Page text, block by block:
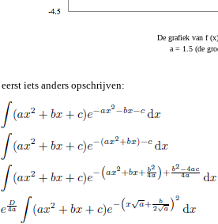
De grafiek van f
a = 1.5 (de
eerst iets anders opschrijven: